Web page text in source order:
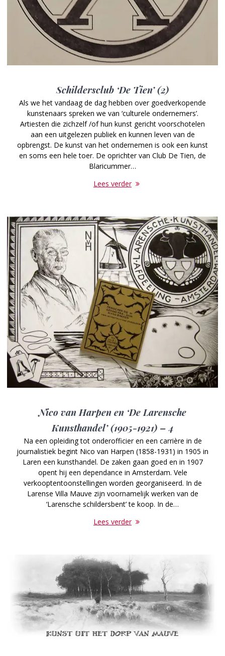
Schildersclub ‘De Tien’ (2)
Als we het vandaag de dag hebben over goedverkopende
kunstenaars spreken we van ‘culturele ondernemers’.
Artiesten die zichzelf /of hun kunst gericht voorschotelen
aan een uitgelezen publiek en kunnen leven van de
opbrengst. De kunst van het ondernemen is ook een kunst
en soms een hele toer. De oprichter van Club De Tien, de
Blaricummer…
Lees verder
Nico van Harpen en ‘De Larensche
Kunsthandel’ (1905-1921) – 4
Na een opleiding tot onderofficier en een carrière in de
journalistiek begint Nico van Harpen (1858-1931) in 1905 in
Laren een kunsthandel. De zaken gaan goed en in 1907
opent hij een dependance in Amsterdam. Vele
verkooptentoonstellingen worden georganiseerd. In de
Larense Villa Mauve zijn voornamelijk werken van de
‘Larensche schildersbent’ te koop. In de…
Lees verder